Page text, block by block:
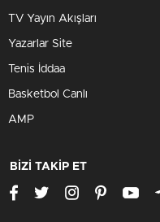
TV Yayın Akışları
Yazarlar Site
Tenis İddaa
Basketbol Canlı
AMP
BİZİ TAKİP ET